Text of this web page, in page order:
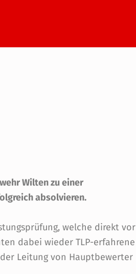
Wilten zu einer
absolvieren.
welche direkt vor
dabei wieder TLP-erfahrene
Leitung von Hauptbewerter